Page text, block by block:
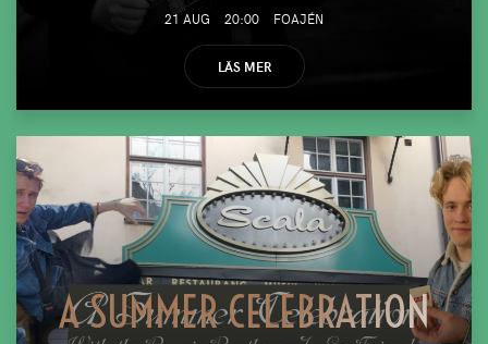
21 AUG 20:00 FOAJÉN
LÄS MER
A SUMMER CELEBRATION